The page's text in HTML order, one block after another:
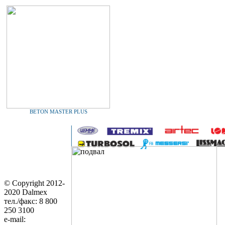
BETON MASTER PLUS
© Copyright 2012-
2020 Dalmex
тел./факс: 8 800
250 3100
e-mail: